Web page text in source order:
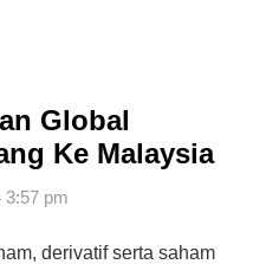
Global
Ke Malaysia
3:57 pm
derivatif serta saham